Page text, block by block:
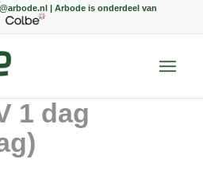
| Arbode is onderdeel van
1 dag